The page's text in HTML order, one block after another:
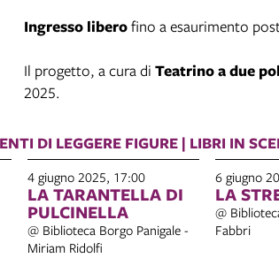
Ingresso liberofino a esaurimento
Il progetto, a cura di Teatrino a due
2025.
DI LEGGERE FIGURE | LIBRI IN
4 giugno 2025, 17:00
LA TARANTELLA DI
PULCINELLA
@ Biblioteca Borgo Panigale -
Miriam Ridolfi
6 giugno
LA
@
Fabbri